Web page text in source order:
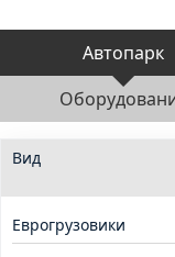
Автопарк
Вид
Еврогрузовики